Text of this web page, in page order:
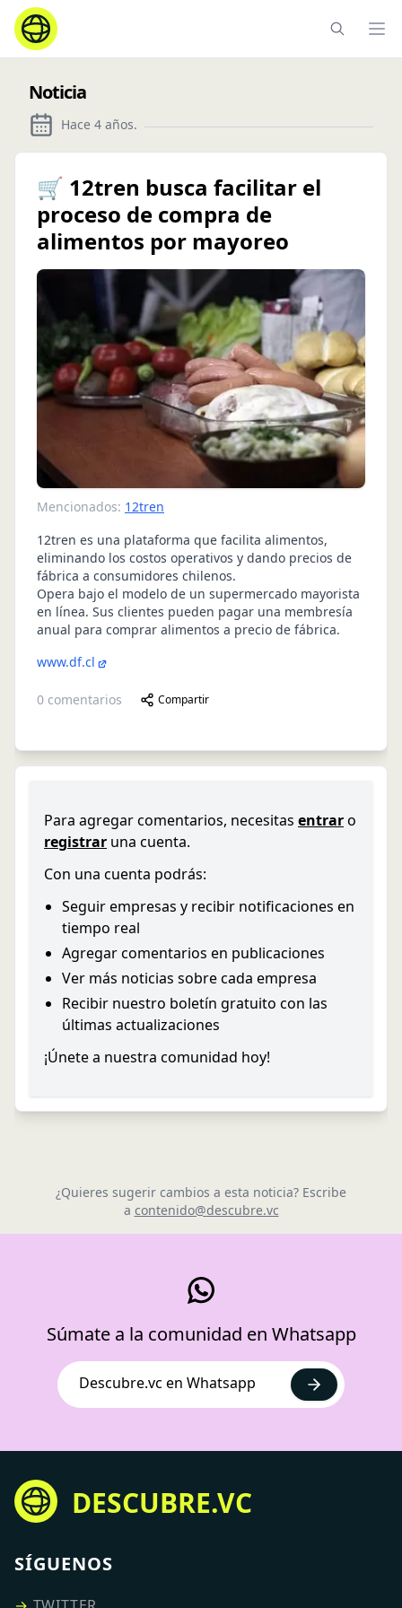
Noticia
Hace 4 años.
🛒 12tren busca facilitar el
proceso de compra de
alimentos por mayoreo
Mencionados: 12tren
12tren es una plataforma que facilita alimentos,
eliminando los costos operativos y dando precios de
fábrica a consumidores chilenos.
Opera bajo el modelo de un supermercado mayorista
en línea. Sus clientes pueden pagar una membresía
anual para comprar alimentos a precio de fábrica.
www.df.cl
0 comentarios Compartir
Para agregar comentarios, necesitas entraro
registrar una cuenta.
Con una cuenta podrás:
Seguir empresas y recibir notificaciones en
tiempo real
Agregar comentarios en publicaciones
Ver más noticias sobre cada empresa
Recibir nuestro boletín gratuito con las
últimas actualizaciones
¡Únete a nuestra comunidad hoy!
¿Quieres sugerir cambios a esta noticia? Escribe
a contenido@descubre.vc
Súmate a la comunidad en Whatsapp
Descubre.vc en Whatsapp
DESCUBRE.VC
SÍGUENOS